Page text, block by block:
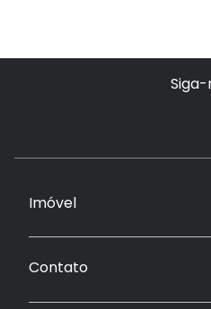
Siga-
Imóvel
Contato